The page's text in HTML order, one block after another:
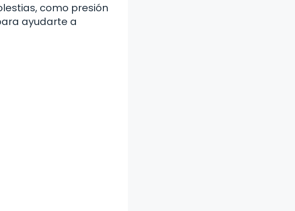
como presión
ayudarte a